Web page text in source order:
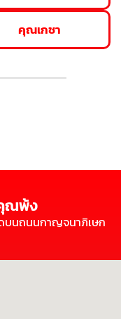
คุณเกชา
ณพ้ง
บนถนนกาญจนาภิเษก